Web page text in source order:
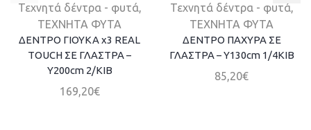
Τεχνητά δέντρα - φυτά,
ΤΕΧΝΗΤΑ ΦΥΤΑ
ΔΕΝΤΡΟ ΓΙΟΥΚΑ x3 REAL
TOUCH ΣΕ ΓΛΑΣΤΡΑ –
Y200cm 2/ΚΙΒ
169,20€
Τεχνητά δέντρα - φυτά,
ΤΕΧΝΗΤΑ ΦΥΤΑ
ΔΕΝΤΡΟ ΠΑΧΥΡΑ ΣΕ
ΓΛΑΣΤΡΑ – Y130cm 1/4KIB
85,20€